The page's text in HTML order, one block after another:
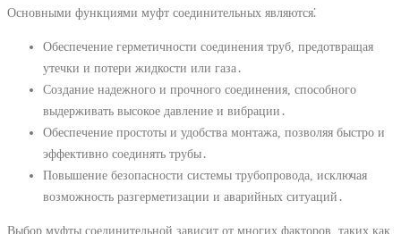
Основными функциями муфт соединительных являются⁚
Обеспечение герметичности соединения труб, предотвращая
утечки и потери жидкости или газа․
Создание надежного и прочного соединения, способного
выдерживать высокое давление и вибрации․
Обеспечение простоты и удобства монтажа, позволяя быстро и
эффективно соединять трубы․
Повышение безопасности системы трубопровода, исключая
возможность разгерметизации и аварийных ситуаций․
Выбор муфты соединительной зависит от многих факторов, таких как